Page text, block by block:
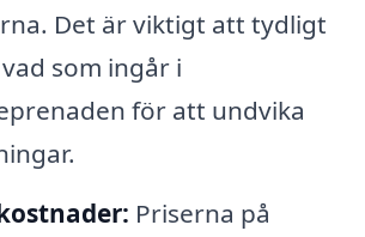
Det är viktigt att tydligt
som ingår i
för att undvika
Priserna på